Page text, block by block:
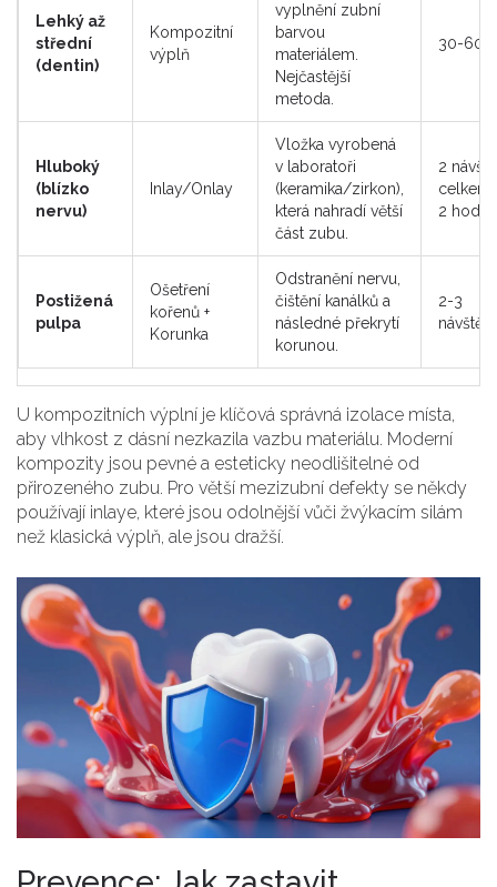
Lehký až
střední
(dentin)
Kompozitní
výplň
vyplnění zubní
barvou
materiálem.
Nejčastější
metoda.
30-60
Hluboký
(blízko
nervu)
Inlay/Onlay
Vložka vyrobená
v laboratoři
(keramika/zirkon),
která nahradí větší
část zubu.
2
celkem
2
Postižená
pulpa
Ošetření
kořenů +
Korunka
Odstranění nervu,
čištění kanálků a
následné překrytí
korunou.
2-3
U kompozitních výplní je klíčová správná izolace místa,
aby vlhkost z dásní nezkazila vazbu materiálu. Moderní
kompozity jsou pevné a esteticky neodlišitelné od
přirozeného zubu. Pro větší mezizubní defekty se někdy
používají inlaye, které jsou odolnější vůči žvýkacím silám
než klasická výplň, ale jsou dražší.